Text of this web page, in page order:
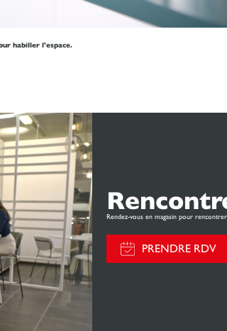
habiller l'espace.
Rendez-vous en magasin pour
PRENDRE RDV